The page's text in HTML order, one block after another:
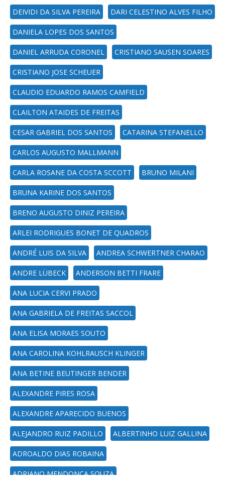
DEIVIDI DA SILVA PEREIRA DARI CELESTINO ALVES FILHO
DANIELA LOPES DOS SANTOS
DANIEL ARRUDA CORONEL CRISTIANO SAUSEN SOARES
CRISTIANO JOSE SCHEUER
CLAUDIO EDUARDO RAMOS CAMFIELD
CLAILTON ATAIDES DE FREITAS
CESAR GABRIEL DOS SANTOS CATARINA STEFANELLO
CARLOS AUGUSTO MALLMANN
CARLA ROSANE DA COSTA SCCOTT BRUNO MILANI
BRUNA KARINE DOS SANTOS
BRENO AUGUSTO DINIZ PEREIRA
ARLEI RODRIGUES BONET DE QUADROS
ANDRÉ LUIS DA SILVA ANDREA SCHWERTNER CHARAO
ANDRE LÜBECK ANDERSON BETTI FRARE
ANA LUCIA CERVI PRADO
ANA GABRIELA DE FREITAS SACCOL
ANA ELISA MORAES SOUTO
ANA CAROLINA KOHLRAUSCH KLINGER
ANA BETINE BEUTINGER BENDER
ALEXANDRE PIRES ROSA
ALEXANDRE APARECIDO BUENOS
ALEJANDRO RUIZ PADILLO ALBERTINHO LUIZ GALLINA
ADROALDO DIAS ROBAINA
ADRIANO MENDONCA SOUZA